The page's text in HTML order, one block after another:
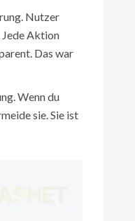
Nutzer
Jede Aktion
Das war
Wenn du
sie. Sie ist